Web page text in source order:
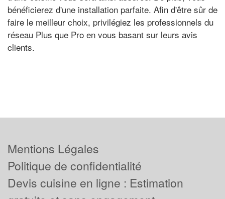
bénéficierez d'une installation parfaite. Afin d'être sûr de
faire le meilleur choix, privilégiez les professionnels du
réseau Plus que Pro en vous basant sur leurs avis
clients.
Mentions Légales
Politique de confidentialité
Devis cuisine en ligne : Estimation